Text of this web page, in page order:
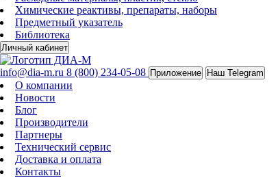
Химические реактивы, препараты, наборы
Предметный указатель
Библиотека
Личный кабинет
info@dia-m.ru 8 (800) 234-05-08 Приложение Наш Telegram
О компании
Новости
Блог
Производители
Партнеры
Технический сервис
Доставка и оплата
Контакты